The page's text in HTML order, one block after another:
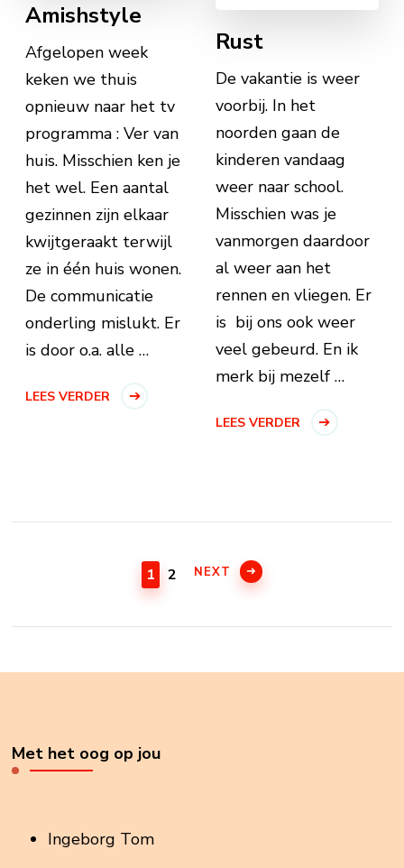
Amishstyle
Afgelopen week
keken we thuis
opnieuw naar het tv
programma : Ver van
huis. Misschien ken je
het wel. Een aantal
gezinnen zijn elkaar
kwijtgeraakt terwijl
ze in één huis wonen.
De communicatie
onderling mislukt. Er
is door o.a. alle …
LEES VERDER
Rust
De vakantie is weer
voorbij. In het
noorden gaan de
kinderen vandaag
weer naar school.
Misschien was je
vanmorgen daardoor
al weer aan het
rennen en vliegen. Er
is bij ons ook weer
veel gebeurd. En ik
merk bij mezelf …
LEES VERDER
paginering
PAGE
1 PAGE
2 NEXT
Met het oog op jou
Ingeborg Tom